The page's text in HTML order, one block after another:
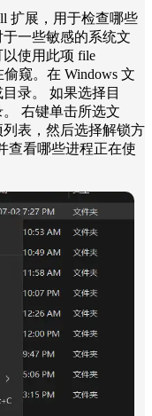
扩展，用于检查哪些
一些敏感的系统文
使用此项 file
窥。在 Windows 文
录。 如果选择目
右键单击所选文
表，然后选择解锁方
查看哪些进程正在使